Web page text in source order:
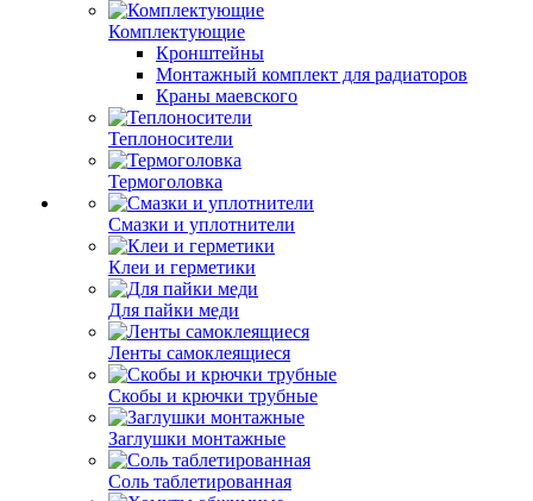
Комплектующие
Кронштейны
Монтажный комплект для радиаторов
Краны маевского
Теплоносители
Термоголовка
Смазки и уплотнители
Клеи и герметики
Для пайки меди
Ленты самоклеящиеся
Скобы и крючки трубные
Заглушки монтажные
Соль таблетированная